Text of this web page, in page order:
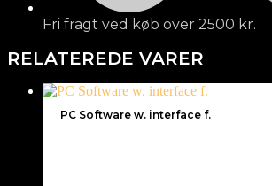
Fri fragt ved køb over 2500 kr.
RELATEREDE VARER
PC Software w. interface f.